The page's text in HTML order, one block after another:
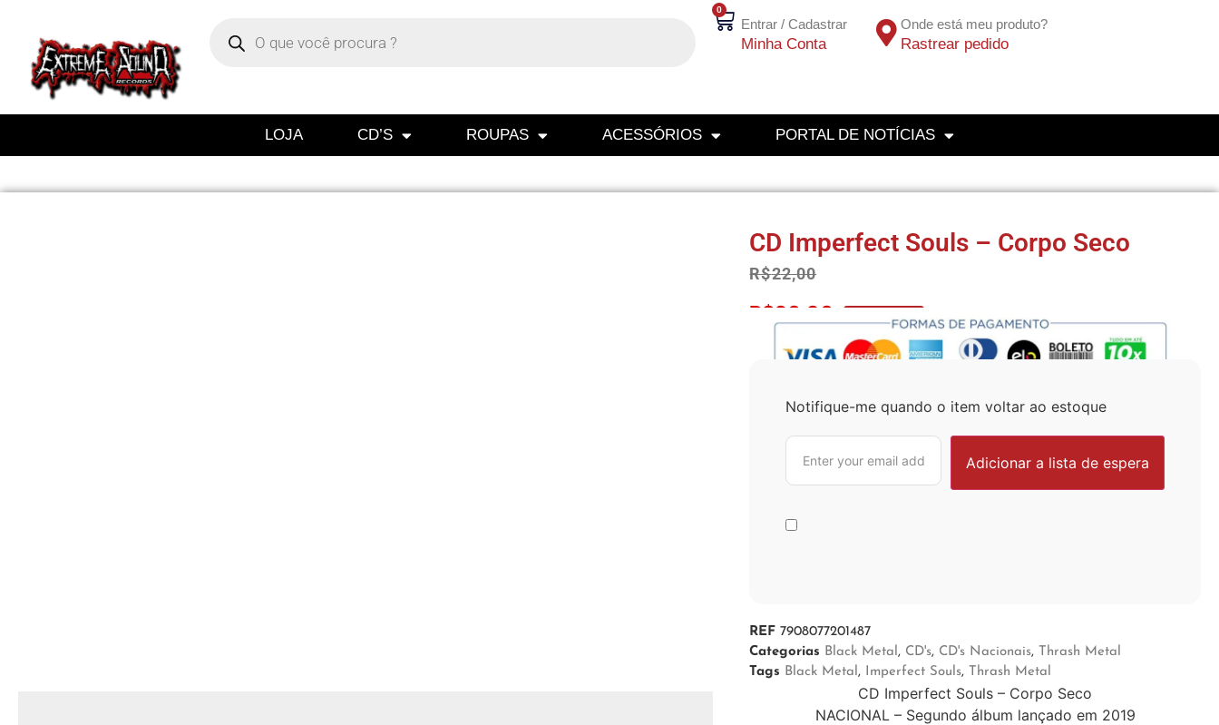
0
Entrar / Cadastrar
Minha Conta
Onde está meu produto?
Rastrear pedido
LOJA CD’S ROUPAS ACESSÓRIOS PORTAL DE NOTÍCIAS
CD Imperfect Souls – Corpo Seco
R$22,00
R$20,90
Notifique-me quando o item voltar ao estoque
REF7908077201487
Categorias Black Metal , CD's, CD's Nacionais,
Thrash Metal
Tags Black Metal , Imperfect Souls, Thrash Metal
CD Imperfect Souls – Corpo Seco
NACIONAL – Segundo álbum lançado em 2019